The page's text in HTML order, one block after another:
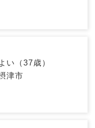
い（37歳）
津市